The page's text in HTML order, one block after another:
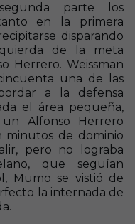
parte los
en la primera
disparando
de la meta
Herrero. Weissman
una de las
a la defensa
el área pequeña,
Alfonso Herrero
minutos de dominio
pero no lograba
que seguían
Mumo se vistió de
la internada de